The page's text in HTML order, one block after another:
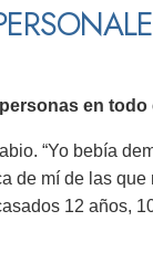
en
“Yo bebía
de mí de las
12 años,